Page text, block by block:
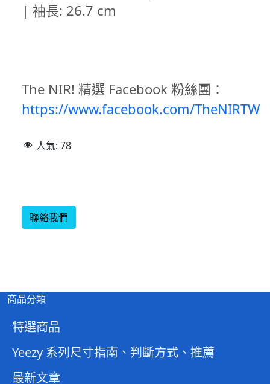
| 袖長: 26.7 cm
The NIR! 精選 Facebook 粉絲團：
https://www.facebook.com/TheNIRTW
人氣: 78
聯絡我們
商品分類
特選商品
Yeezy 系列尺寸指南、判斷方式、推薦
最新文章